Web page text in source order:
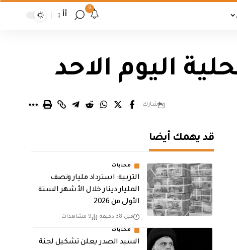
9
أأ
اليوم الاحد
شارك
قد يهمك أيضا
محليات
التربية: استرداد مليار ونصف
المليار دينار خلال الأشهر الستة
الأولى من 2026
قبل 38 دقيقة 9 مشاهدات
محليات
السيد الصدر يعلن تشكيل لجنة